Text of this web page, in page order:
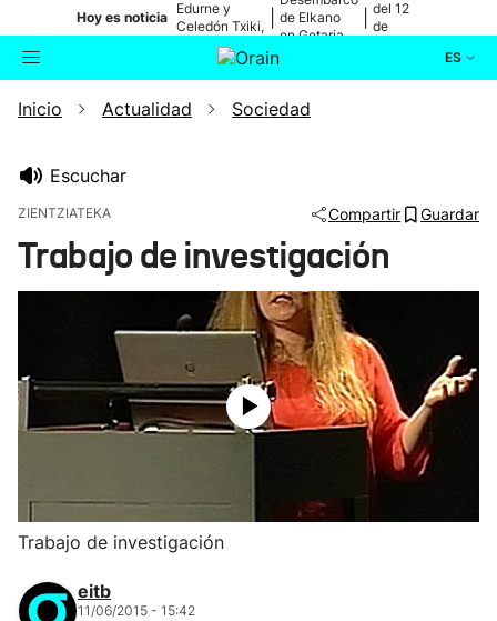
Hoy es noticia
Edurne y
Celedón Txiki,
en directo
de Elkano
en Getaria
del 12
de
ES
Buscador Actualidad
Ikusmiran
Eguraldia
Inicio Actualidad Sociedad
Escuchar
ZIENTZIATEKA Compartir Guardar
Trabajo de investigación
Trabajo de investigación
eitb
11/06/2015 - 15:42